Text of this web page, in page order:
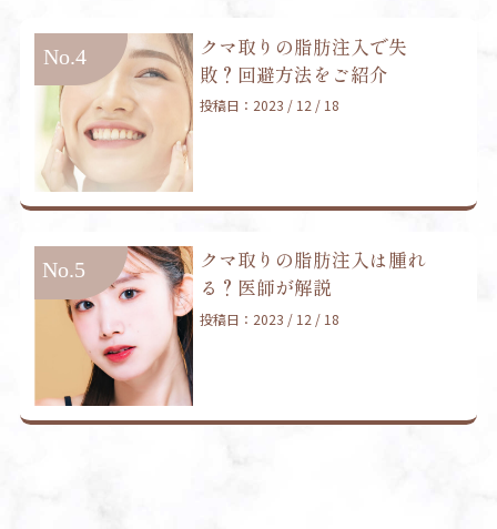
クマ取りの脂肪注入で失
敗？回避方法をご紹介
投稿日：2023 / 12 / 18
クマ取りの脂肪注入は腫れ
る？医師が解説
投稿日：2023 / 12 / 18